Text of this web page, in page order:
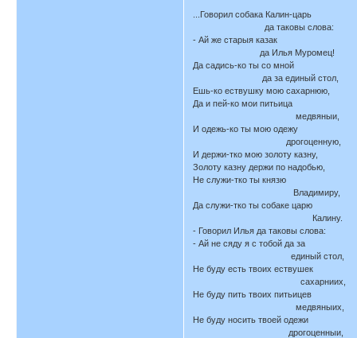
...Говорил собака Калин-царь
да таковы слова:
- Ай же старыя казак
да Илья Муромец!
Да садись-ко ты со мной
да за единый стол,
Ешь-ко ествушку мою сахарнюю,
Да и пей-ко мои питьица
медвяныи,
И одежь-ко ты мою одежу
дрогоценную,
И держи-тко мою золоту казну,
Золоту казну держи по надобью,
Не служи-тко ты князю
Владимиру,
Да служи-тко ты собаке царю
Калину.
- Говорил Илья да таковы слова:
- Ай не сяду я с тобой да за
единый стол,
Не буду есть твоих ествушек
сахарниих,
Не буду пить твоих питьицев
медвяныих,
Не буду носить твоей одежи
дрогоценныи,